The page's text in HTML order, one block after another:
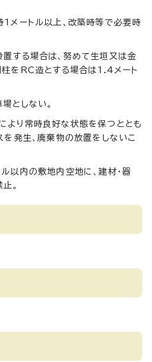
1メートル以上、改築時等で必要時
置する場合は、努めて生垣又は金
をRC造とする場合は1.4メート
としない。
より常時良好な状態を保つととも
を発生、廃棄物の放置をしないこ
以内の敷地内空地に、建材・器
。